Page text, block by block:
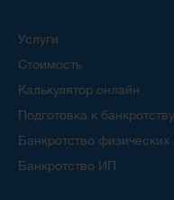
Услуги
Стоимость
Калькулятор онлайн
Подготовка к банкротству
Банкротство физических
Банкротство ИП